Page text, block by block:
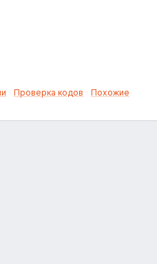
· Проверка кодов · Похожие